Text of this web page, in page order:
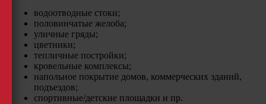
водоотводные стоки;
половинчатые желоба;
уличные гряды;
цветники;
тепличные постройки;
кровельные комплексы;
напольное покрытие домов, коммерческих зданий,
подъездов;
спортивные/детские площадки и пр.